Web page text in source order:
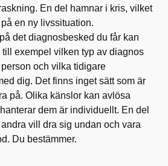
En del hamnar i kris, vilket
en ny livssituation.
det diagnosbesked du får kan
till exempel vilken typ av diagnos
och vilka tidigare
dig. Det finns inget sätt som är
på. Olika känslor kan avlösa
dem är individuellt. En del
vill dra sig undan och vara
Du bestämmer.